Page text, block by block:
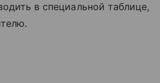
в специальной таблице,